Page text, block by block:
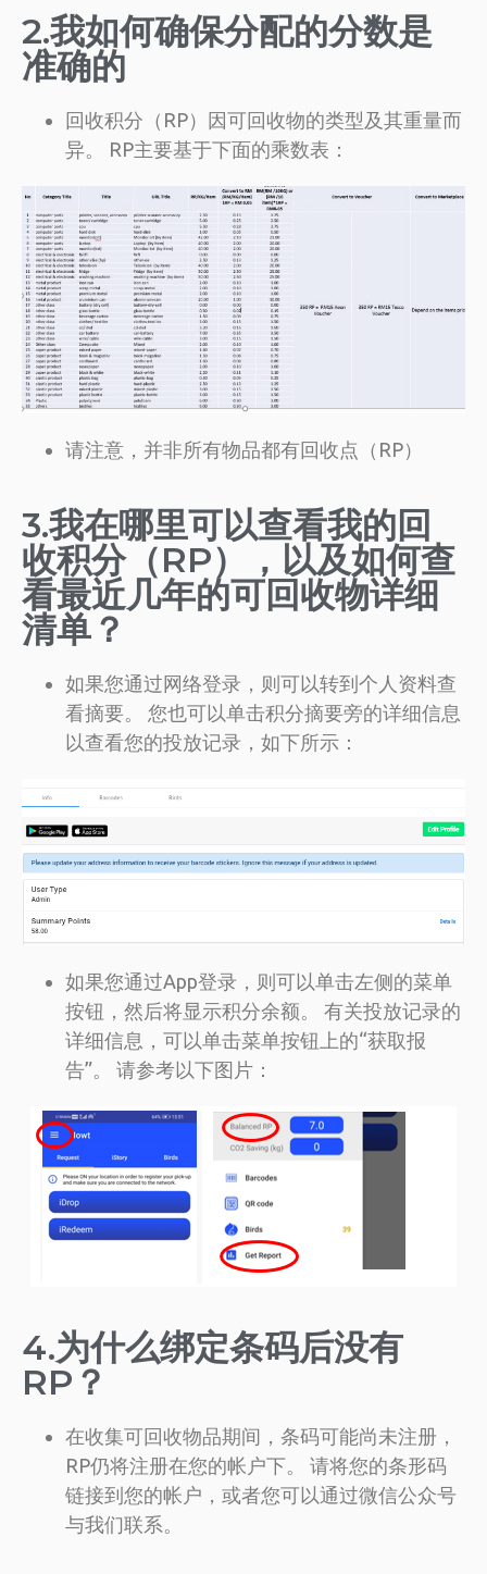
2.我如何确保分配的分数是
准确的
回收积分（RP）因可回收物的类型及其重量而
异。 RP主要基于下面的乘数表：
请注意，并非所有物品都有回收点（RP）
3.我在哪里可以查看我的回
收积分（RP），以及如何查
看最近几年的可回收物详细
清单？
如果您通过网络登录，则可以转到个人资料查
看摘要。 您也可以单击积分摘要旁的详细信息
以查看您的投放记录，如下所示：
如果您通过App登录，则可以单击左侧的菜单
按钮，然后将显示积分余额。 有关投放记录的
详细信息，可以单击菜单按钮上的“获取报
告”。 请参考以下图片：
4.为什么绑定条码后没有
RP？
在收集可回收物品期间，条码可能尚未注册，
RP仍将注册在您的帐户下。 请将您的条形码
链接到您的帐户，或者您可以通过微信公众号
与我们联系。